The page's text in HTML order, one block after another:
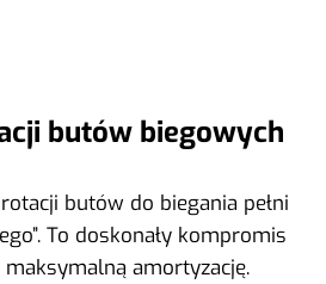
butów biegowych
butów do biegania pełni
To doskonały kompromis
amortyzację.